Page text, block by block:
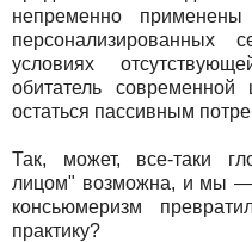
непременно
условиях
обитатель
остаться пассивным
Так, может, все-таки
лицом" возможна, и мы —
консьюмеризм
практику?